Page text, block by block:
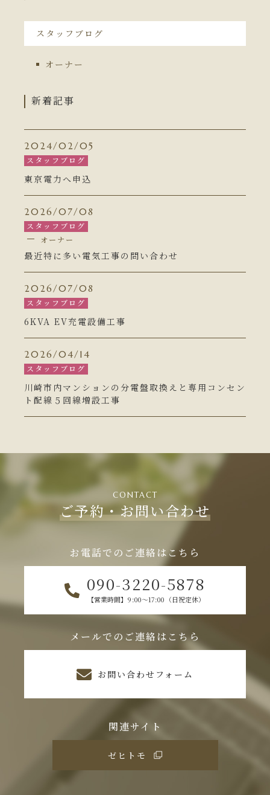
スタッフブログ
オーナー
新着記事
2024/02/05
スタッフブログ
東京電力へ申込
2026/07/08
スタッフブログ
オーナー
最近特に多い電気工事の問い合わせ
2026/07/08
スタッフブログ
6KVA EV充電設備工事
2026/04/14
スタッフブログ
川崎市内マンションの分電盤取換えと専用コンセン
ト配線５回線増設工事
CONTACT
ご予約・お問い合わせ
お電話でのご連絡はこちら
090-3220-5878
【営業時間】9:00～17:00（日祝定休）
メールでのご連絡はこちら
お問い合わせフォーム
関連サイト
ゼヒトモ